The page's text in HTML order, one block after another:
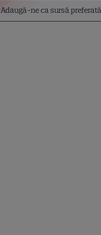
Adaugă-ne ca sursă